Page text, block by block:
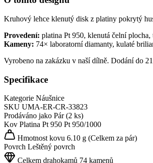
Kruhový lehce klenutý disk z platiny pokrytý
Provedení: platina Pt 950, klenutá čelní plocha,
Kameny: 74× laboratorní diamanty, kulaté
Vyrobeno na zakázku v naší dílně. Dodání do
Specifikace
Kategorie Náušnice
SKU UMA-ER-CR-33823
Prodáváno jako Pár (2 ks)
Kov Platina Pt 950 Pt 950/1000
Hmotnost kovu 6.10 g (Celkem za pár)
Povrch Leštěný povrch
Celkem drahokamů 74 kamenů